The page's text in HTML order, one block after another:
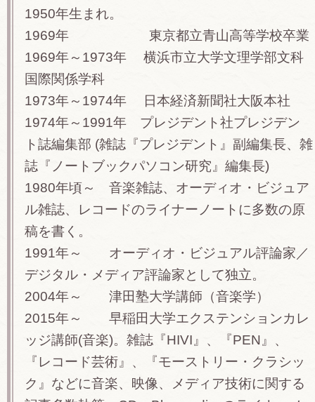
1950年生まれ。
1969年 東京都立青山高等学校卒業
1969年～1973年 横浜市立大学文理学部文科
国際関係学科
1973年～1974年 日本経済新聞社大阪本社
1974年～1991年 プレジデント社プレジデン
ト誌編集部 (雑誌『プレジデント』副編集長、雑
誌『ノートブックパソコン研究』編集長)
1980年頃～ 音楽雑誌、オーディオ・ビジュア
ル雑誌、レコードのライナーノートに多数の原
稿を書く。
1991年～ オーディオ・ビジュアル評論家／
デジタル・メディア評論家として独立。
2004年～ 津田塾大学講師（音楽学）
2015年～ 早稲田大学エクステンションカレ
ッジ講師(音楽)。雑誌『HIVI』、『PEN』、
『レコード芸術』、『モーストリー・クラシッ
ク』などに音楽、映像、メディア技術に関する